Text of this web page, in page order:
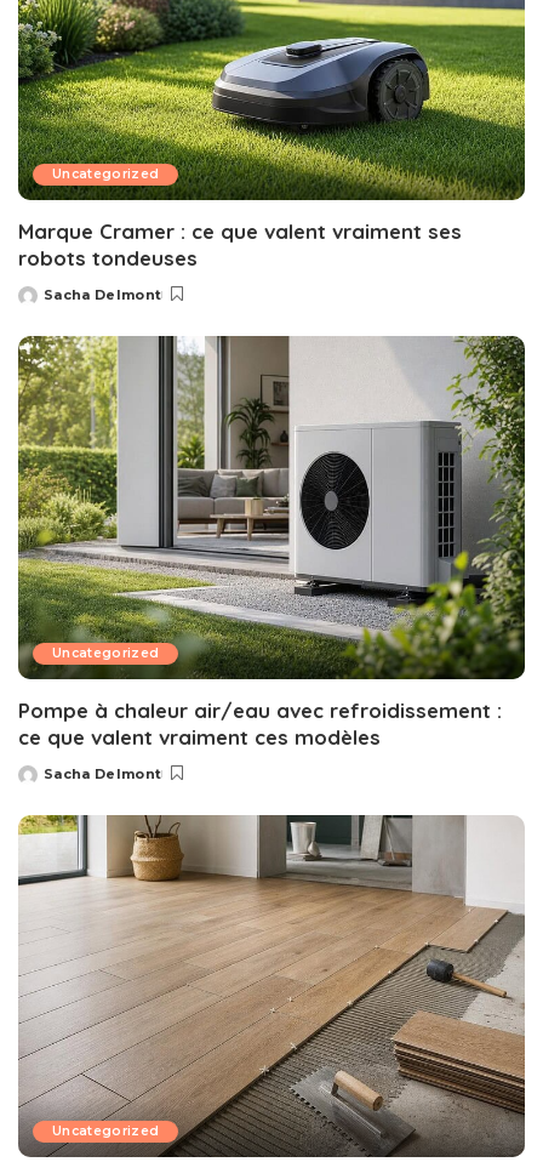
Uncategorized
Marque Cramer : ce que valent vraiment ses
robots tondeuses
Posted
Sacha Delmont
Uncategorized
Pompe à chaleur air/eau avec refroidissement :
ce que valent vraiment ces modèles
Posted
Sacha Delmont
Uncategorized